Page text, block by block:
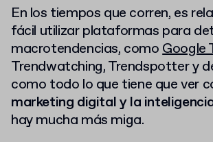
En los tiempos que corren, es
fácil utilizar plataformas para
macrotendencias, comoGoogle
Trendwatching, Trendspotter y
como todo lo que tiene que ver
marketing digital y la
hay mucha más miga.